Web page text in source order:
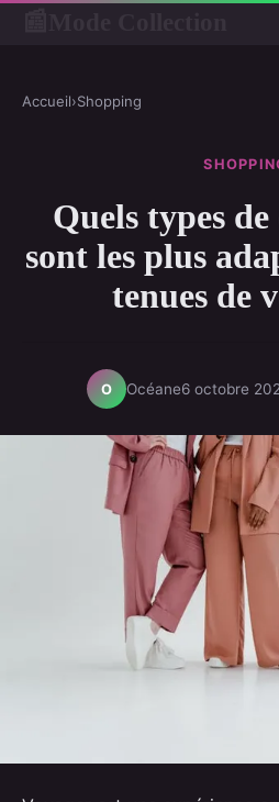
Accueil›Shopping
Quels types de
sont les plus
tenues de
O Océane6 octobre